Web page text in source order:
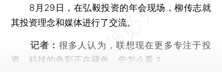
8月29日，在弘毅投资的年会现场，柳传志就
其投资理念和媒体进行了交流。
记者： 很多人认为，联想现在更多专注于投
资，科技的色彩正在褪色，您怎么看？